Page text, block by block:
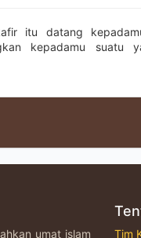
itu datang
kepadamu
umat islam Tim